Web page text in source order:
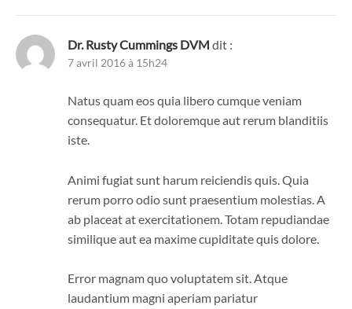
Dr. Rusty Cummings DVM dit :
7 avril 2016 à 15h24
Natus quam eos quia libero cumque veniam
consequatur. Et doloremque aut rerum blanditiis
iste.
Animi fugiat sunt harum reiciendis quis. Quia
rerum porro odio sunt praesentium molestias. A
ab placeat at exercitationem. Totam repudiandae
similique aut ea maxime cupiditate quis dolore.
Error magnam quo voluptatem sit. Atque
laudantium magni aperiam pariatur